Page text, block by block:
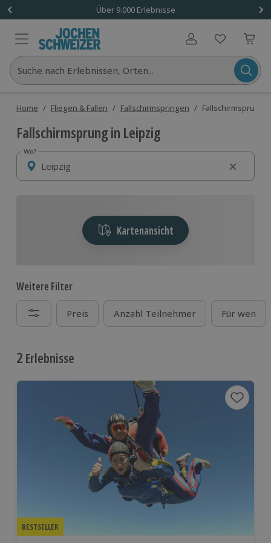
Über 9.000 Erlebnisse
Benutzerkonto
Suche nach Erlebnissen, Orten...
Home / Fliegen & Fallen / Fallschirmspringen / Fallschirmsprung
Fallschirmsprung in Leipzig
Wo?
Wo?
Kartenansicht
Weitere Filter
Preis Anzahl Teilnehmer Für wen
2 Erlebnisse
BESTSELLER